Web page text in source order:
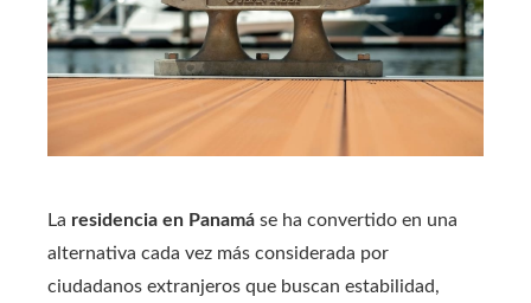
La residencia en Panamá se ha convertido en una
alternativa cada vez más considerada por
ciudadanos extranjeros que buscan estabilidad,